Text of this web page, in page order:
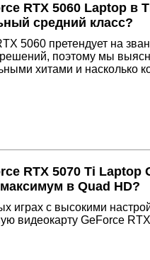
RTX 5060 Laptop в
средний класс?
5060 претендует на
поэтому мы
хитами и насколько
RTX 5070 Ti Laptop
в Quad HD?
играх с высокими
видеокарту GeForce